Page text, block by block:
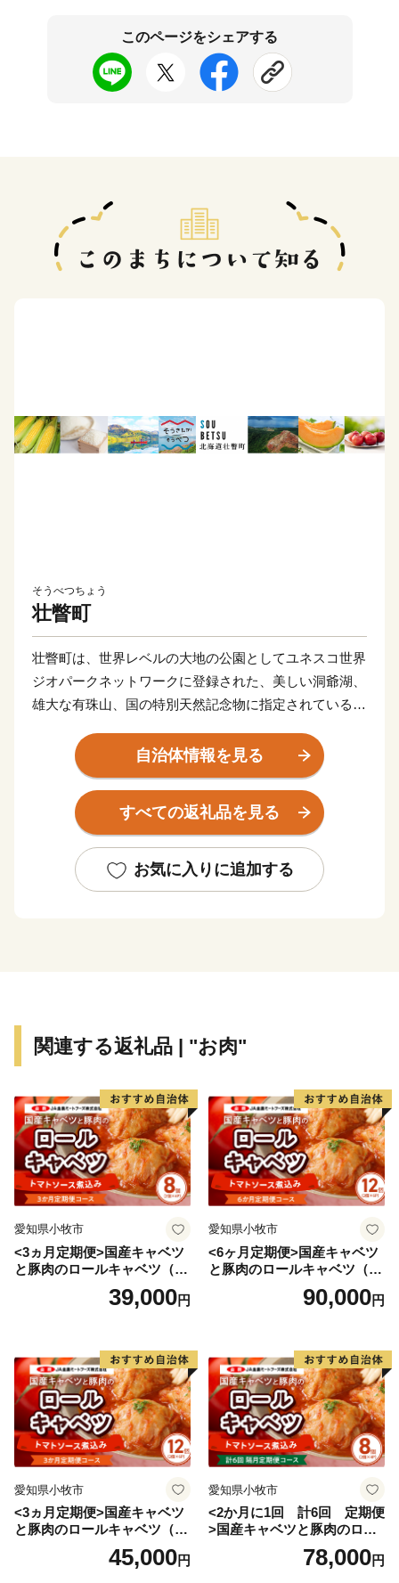
このページをシェアする
そうべつちょう
壮瞥町
壮瞥町は、世界レベルの大地の公園としてユネスコ世界
ジオパークネットワークに登録された、美しい洞爺湖、
雄大な有珠山、国の特別天然記念物に指定されている昭
に恵まれています。また、北海道内でも比較的温暖な気
候を活かしたりんごやぶどうをはじめとする果樹生産、
高級菜豆、米、地熱を利用した野菜の栽培など多種多様
な農作物を生産 する「農業と観光のまち」です。
また、昭和の大横綱・北の湖の生誕地であるとともに、
冬季の呼び物として人気のあるスポーツ雪合戦を開発
自治体情報を見る
すべての返礼品を見る
お気に入りに追加する
関連する返礼品 | "お肉"
愛知県小牧市
<3ヵ月定期便>国産キャベツ
と豚肉のロールキャベツ（4P
39,000円
愛知県小牧市
<6ヶ月定期便>国産キャベツ
と豚肉のロールキャベツ（6P
90,000円
愛知県小牧市
<3ヵ月定期便>国産キャベツ
と豚肉のロールキャベツ（6P
45,000円
愛知県小牧市
<2か月に1回 計6回 定期便
>国産キャベツと豚肉のロー
ルキャベツ（4P入り）
78,000円